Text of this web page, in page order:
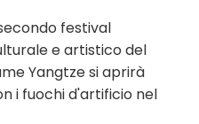
2a sessione del